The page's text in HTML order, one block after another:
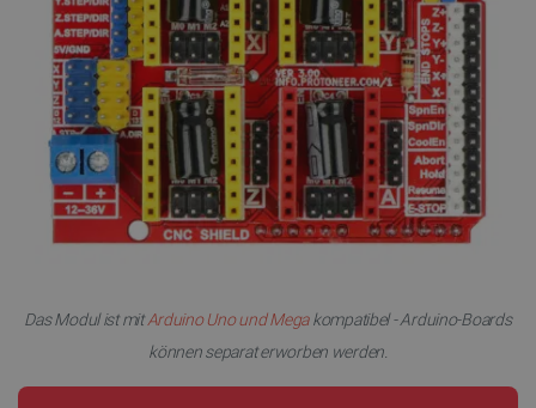
Das Modul ist mitArduino Uno und Megakompatibel - Arduino-Boards
können separat erworben werden.